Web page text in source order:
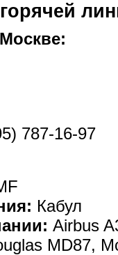
787-16-97
Кабул
Airbus
MD87,